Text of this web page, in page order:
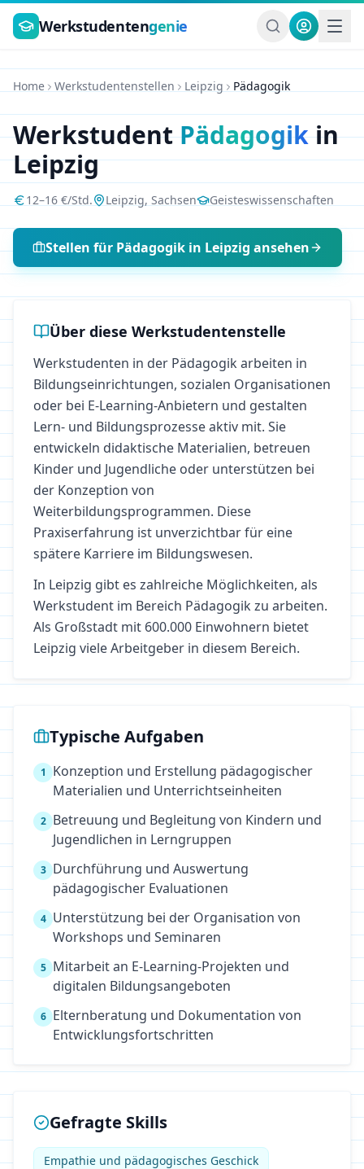
Zum Hauptinhalt springen
Werkstudentengenie
Home Werkstudentenstellen Leipzig Pädagogik
WerkstudentPädagogikin
Leipzig
12–16 €/Std. Leipzig, Sachsen Geisteswissenschaften
Stellen für Pädagogik in Leipzig ansehen
Über diese Werkstudentenstelle
Werkstudenten in der Pädagogik arbeiten in
Bildungseinrichtungen, sozialen Organisationen
oder bei E-Learning-Anbietern und gestalten
Lern- und Bildungsprozesse aktiv mit. Sie
entwickeln didaktische Materialien, betreuen
Kinder und Jugendliche oder unterstützen bei
der Konzeption von
Weiterbildungsprogrammen. Diese
Praxiserfahrung ist unverzichtbar für eine
spätere Karriere im Bildungswesen.
In Leipzig gibt es zahlreiche Möglichkeiten, als
Werkstudent im Bereich Pädagogik zu arbeiten.
Als Großstadt mit 600.000 Einwohnern bietet
Leipzig viele Arbeitgeber in diesem Bereich.
Typische Aufgaben
1
Konzeption und Erstellung pädagogischer
Materialien und Unterrichtseinheiten
2 Betreuung und Begleitung von Kindern und
Jugendlichen in Lerngruppen
3 Durchführung und Auswertung
pädagogischer Evaluationen
4 Unterstützung bei der Organisation von
Workshops und Seminaren
5 Mitarbeit an E-Learning-Projekten und
digitalen Bildungsangeboten
6 Elternberatung und Dokumentation von
Entwicklungsfortschritten
Gefragte Skills
Empathie und pädagogisches Geschick